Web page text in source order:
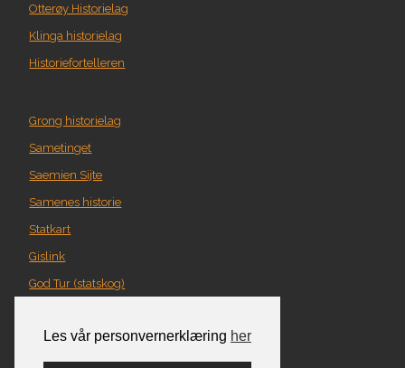
Les vår personvernerklæring her
Otterøy Historielag
Klinga historielag
Historiefortelleren
Grong historielag
Sametinget
Saemien Sijte
Samenes historie
Statkart
Gislink
God Tur (statskog)
Norgeskart
Turplanlegger